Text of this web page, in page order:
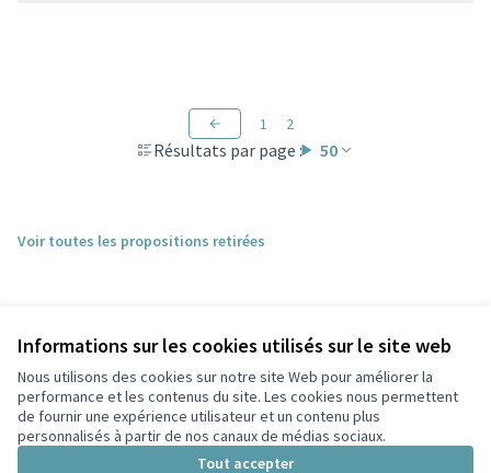
Informations sur les cookies utilisés sur le site web
Nous utilisons des cookies sur notre site Web pour améliorer la
performance et les contenus du site. Les cookies nous permettent
de fournir une expérience utilisateur et un contenu plus
personnalisés à partir de nos canaux de médias sociaux.
Tout accepter
Résultats par page : 50
1 2
Voir toutes les propositions retirées
Conditions d'utilisation